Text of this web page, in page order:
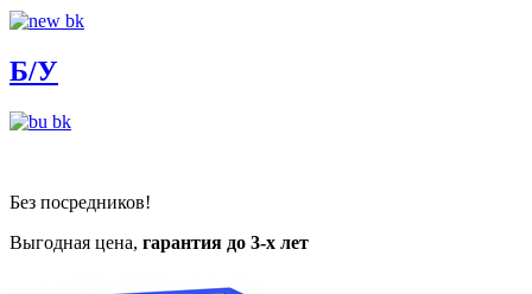
Б/У
Без посредников!
Выгодная цена, гарантия до 3-х лет